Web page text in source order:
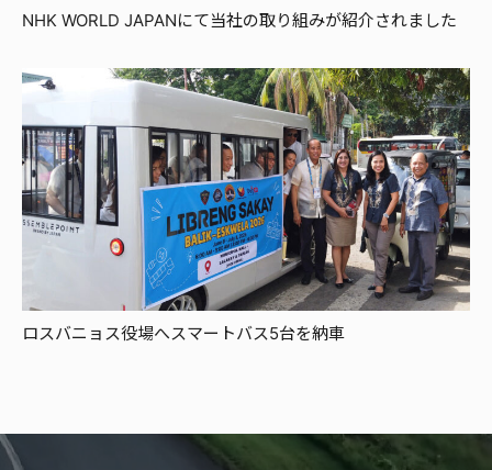
NHK WORLD JAPANにて当社の取り組みが紹介されました
ロスバニョス役場へスマートバス5台を納車